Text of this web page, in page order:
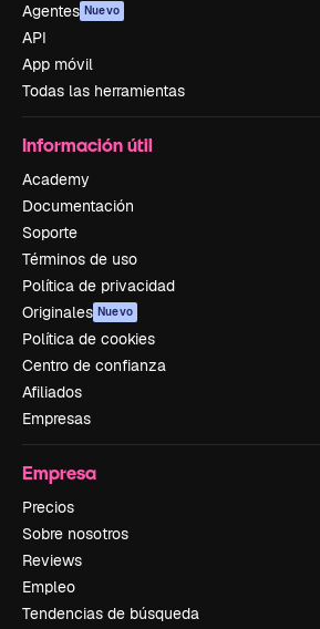
Agentes Nuevo
API
App móvil
Todas las herramientas
Información útil
Academy
Documentación
Soporte
Términos de uso
Política de privacidad
Originales Nuevo
Política de cookies
Centro de confianza
Afiliados
Empresas
Empresa
Precios
Sobre nosotros
Reviews
Empleo
Tendencias de búsqueda